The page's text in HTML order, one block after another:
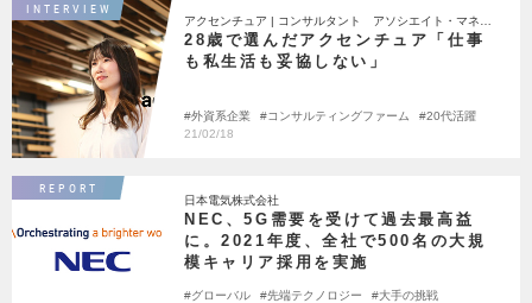
INTERVIEW
アクセンチュア | コンサルタント アソシエイト・マネジ
ャー
28歳で選んだアクセンチュア「仕事
も私生活も妥協しない」
外資系企業 コンサルティングファーム
20代活躍
21/02/18
REPORT
日本電気株式会社
NEC、5G需要を受けて過去最高益
に。2021年度、全社で500名の大規
模キャリア採用を実施
グローバル 先端テクノロジー
大手の挑戦